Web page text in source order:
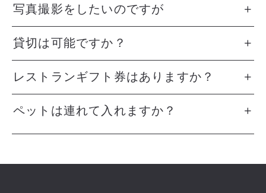
写真撮影をしたいのですが
貸切は可能ですか？
レストランギフト券はありますか？
ペットは連れて入れますか？